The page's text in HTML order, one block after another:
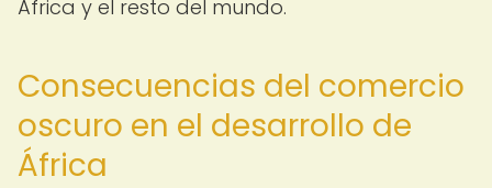
África y el resto del mundo.
Consecuencias del comercio
oscuro en el desarrollo de
África